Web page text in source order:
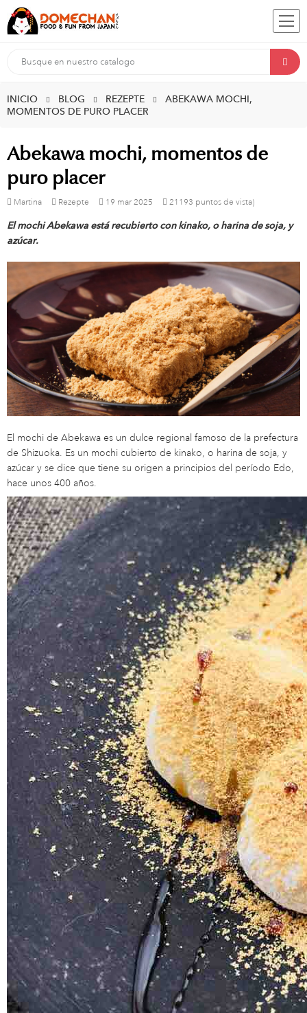
INICIO BLOG REZEPTE
ABEKAWA MOCHI,
MOMENTOS DE PURO PLACER
Abekawa mochi, momentos de
puro placer
Martina Rezepte 19 mar 2025 21193 puntos de vista)
El mochi Abekawa está recubierto con kinako, o harina de soja, y
azúcar.
El mochi de Abekawa es un dulce regional famoso de la prefectura
de Shizuoka. Es un mochi cubierto de kinako, o harina de soja, y
azúcar y se dice que tiene su origen a principios del período Edo,
hace unos 400 años.